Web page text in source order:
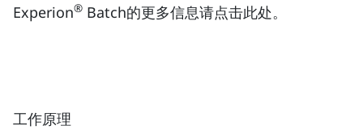
Experion® Batch的更多信息请点击此处。
工作原理